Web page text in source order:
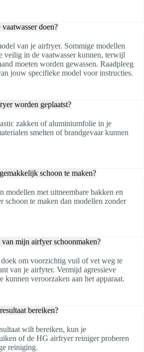
doen?
van je airfryer. Sommige modellen
veilig in de vaatwasser kunnen, terwijl
moeten worden gewassen. Raadpleeg
jouw specifieke model voor instructies.
worden geplaatst?
zakken of aluminiumfolie in je
smelten of brandgevaar kunnen
schoon te maken?
modellen met uitneembare bakken en
schoon te maken dan modellen zonder
mijn airfyer schoonmaken?
om voorzichtig vuil of vet weg te
van je airfyter. Vermijd agressieve
kunnen veroorzaken aan het apparaat.
bereiken?
wilt bereiken, kun je
of de HG airfryer reiniger proberen
reiniging.